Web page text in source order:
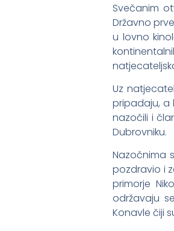
Svečanim
Državno
u lovno
Uz
pripadaju, a
nazočili i
Dubrovniku.
Nazočnima
pozdravio i
primorje
održavaju
Konavle čiji